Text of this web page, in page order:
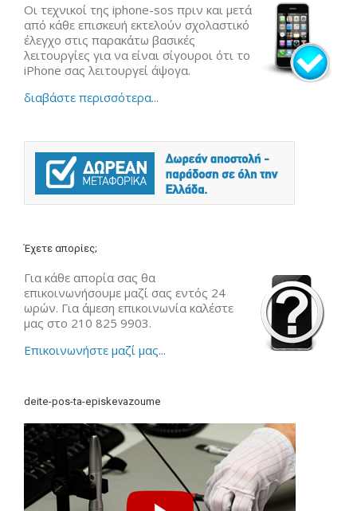
Οι τεχνικοί της iphone-sos πριν και μετά
από κάθε επισκευή εκτελούν σχολαστικό
έλεγχο στις παρακάτω βασικές
λειτουργίες για να είναι σίγουροι ότι το
iPhone σας λειτουργεί άψογα.
διαβάστε περισσότερα...
Έχετε απορίες;
Για κάθε απορία σας θα
επικοινωνήσουμε μαζί σας εντός 24
ωρών. Για άμεση επικοινωνία καλέστε
μας στο 210 825 9903.
Επικοινωνήστε μαζί μας...
deite-pos-ta-episkevazoume